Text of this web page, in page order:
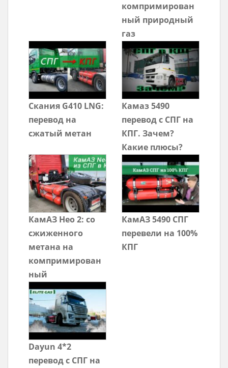
компримирован
ный природный
газ
Скания G410 LNG:
перевод на
сжатый метан
Камаз 5490
перевод с СПГ на
КПГ. Зачем?
Какие плюсы?
КамАЗ Нео 2: со
сжиженного
метана на
компримирован
ный
КамАЗ 5490 СПГ
перевели на 100%
КПГ
Dayun 4*2
перевод с СПГ на